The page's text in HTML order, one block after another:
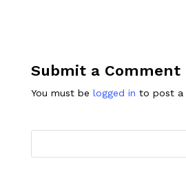
Submit a Comment
You must be logged in to post a